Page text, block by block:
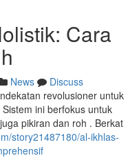
Cara
News
Discuss
revolusioner untuk
ini berfokus untuk
pikiran dan roh . Berkat
story21487180/al-ikhlas-